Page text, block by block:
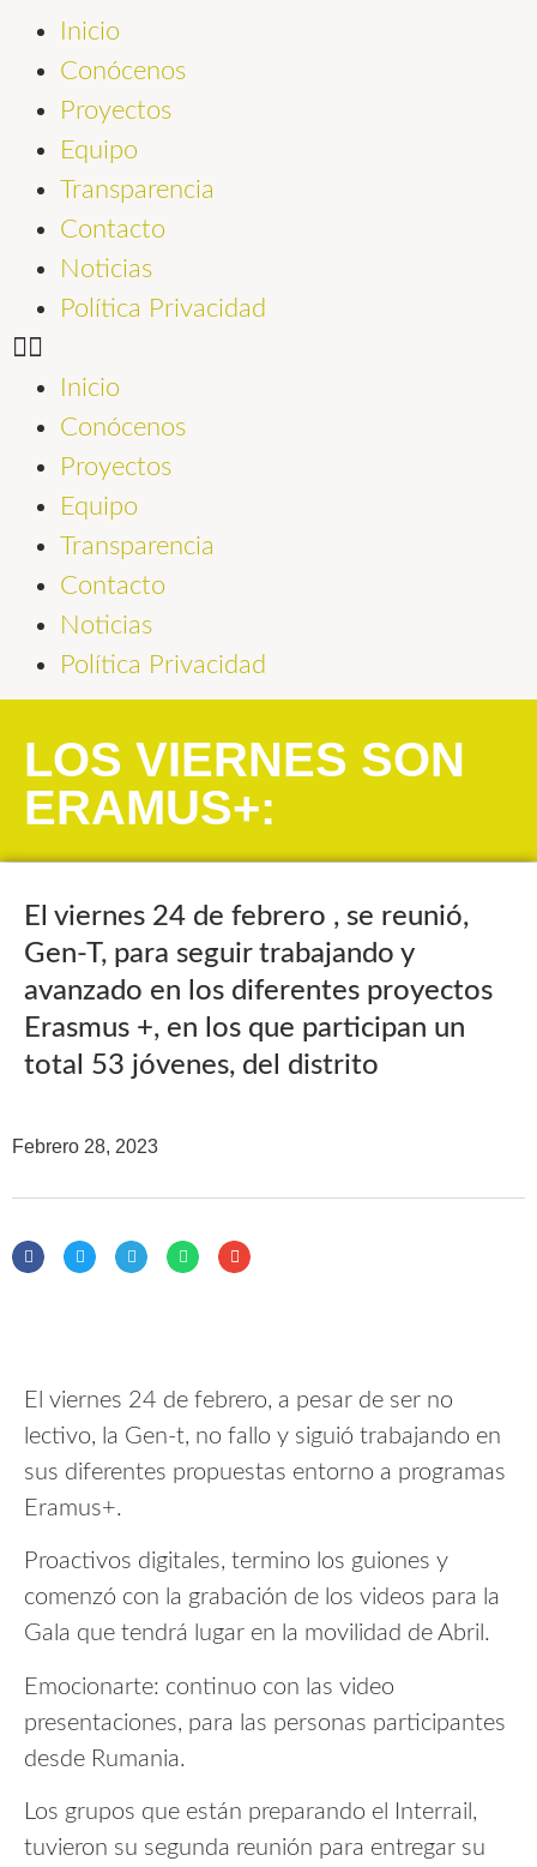
Inicio
Conócenos
Proyectos
Equipo
Transparencia
Contacto
Noticias
Política Privacidad
Inicio
Conócenos
Proyectos
Equipo
Transparencia
Contacto
Noticias
Política Privacidad
LOS VIERNES SON
ERAMUS+:
El viernes 24 de febrero , se reunió,
Gen-T, para seguir trabajando y
avanzado en los diferentes proyectos
Erasmus +, en los que participan un
total 53 jóvenes, del distrito
Febrero 28, 2023
El viernes 24 de febrero, a pesar de ser no
lectivo, la Gen-t, no fallo y siguió trabajando en
sus diferentes propuestas entorno a programas
Eramus+.
Proactivos digitales, termino los guiones y
comenzó con la grabación de los videos para la
Gala que tendrá lugar en la movilidad de Abril.
Emocionarte: continuo con las video
presentaciones, para las personas participantes
desde Rumania.
Los grupos que están preparando el Interrail,
tuvieron su segunda reunión para entregar su